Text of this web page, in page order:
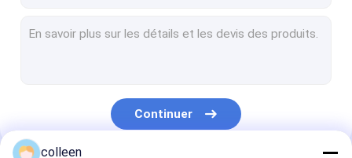
câble optique souterrain de fibre
Continuer
colleen